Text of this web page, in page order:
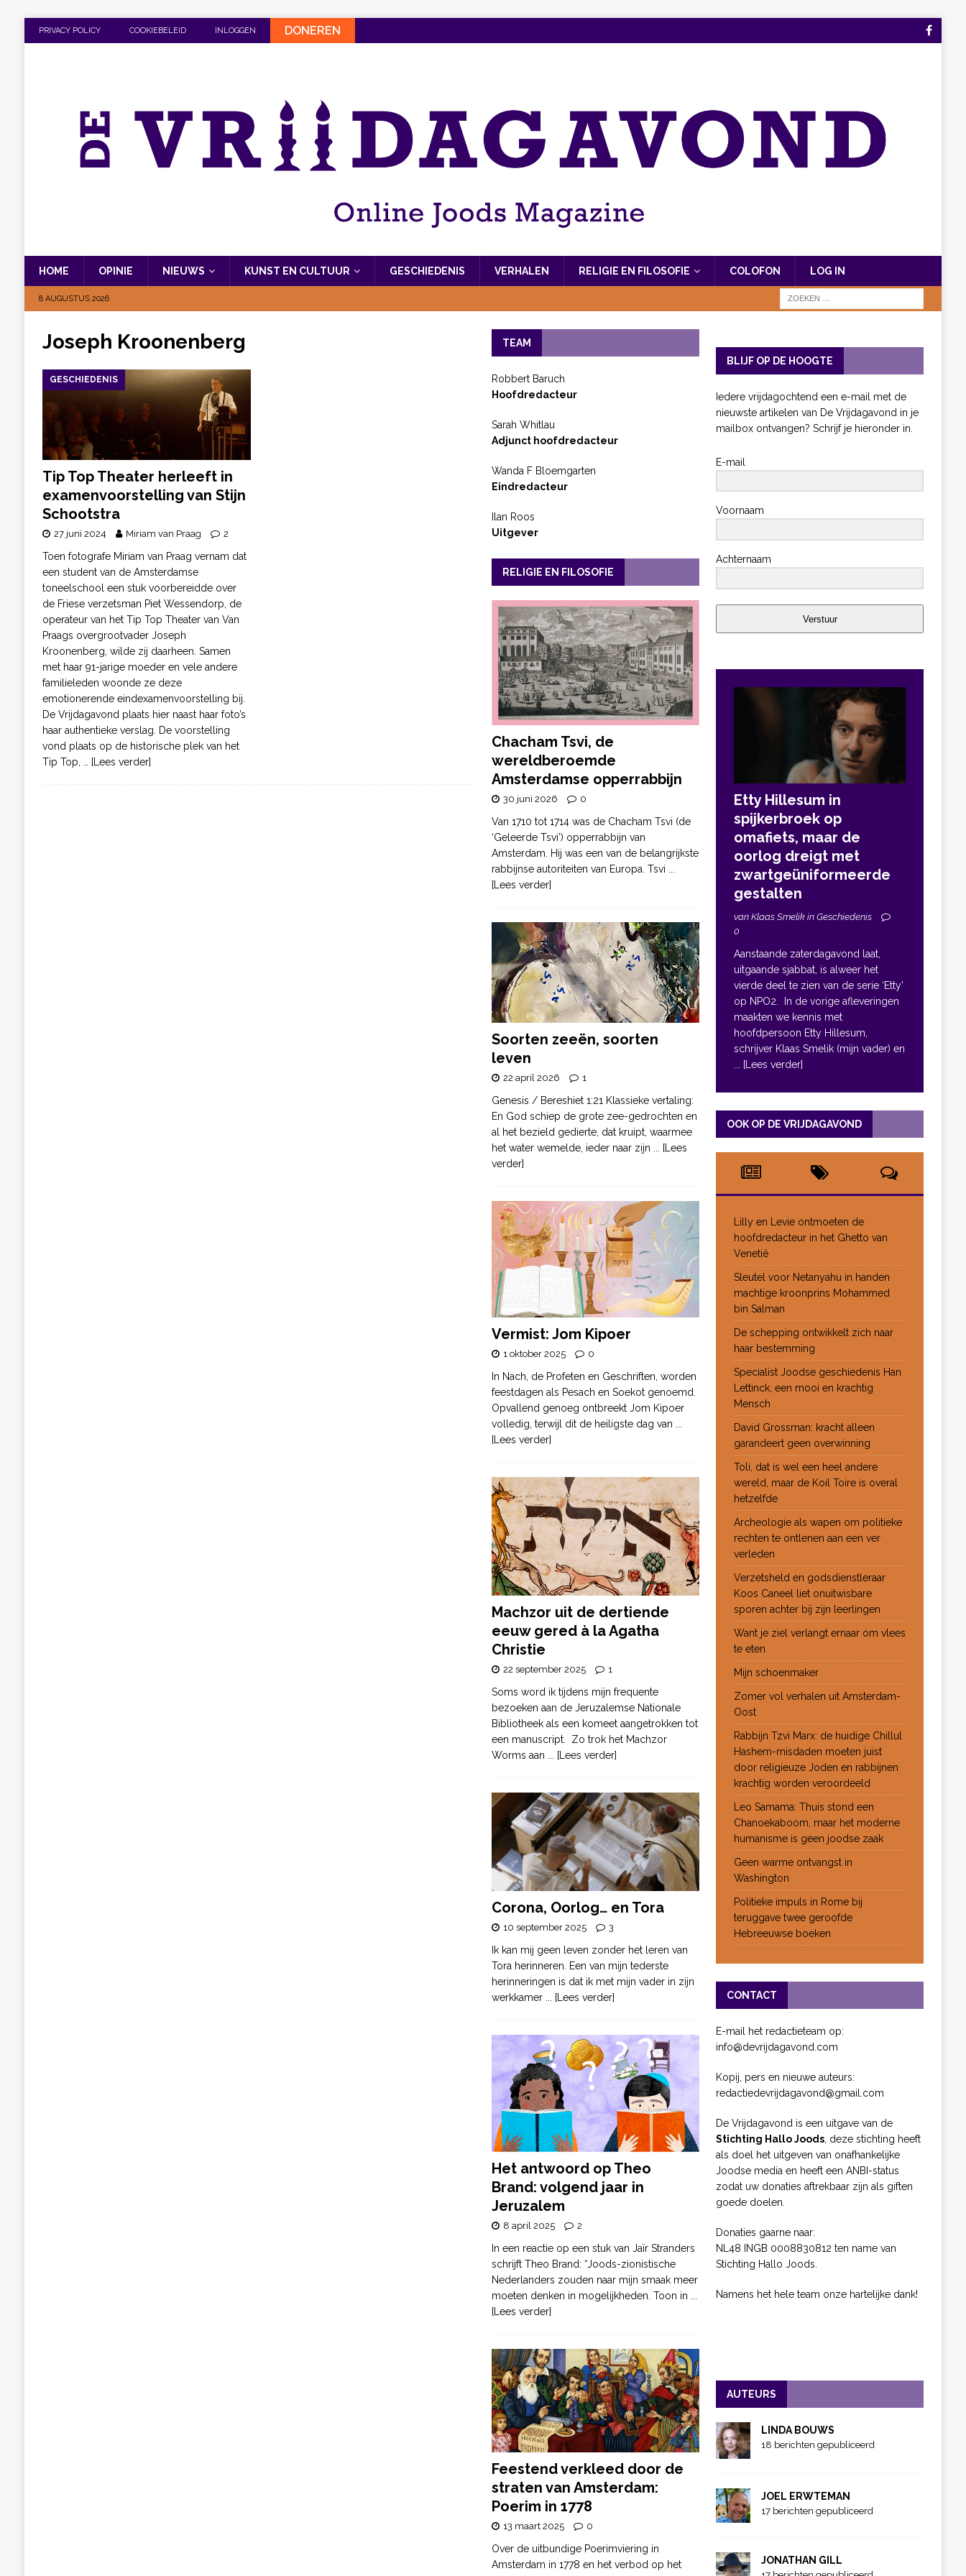
PRIVACY POLICY COOKIEBELEID INLOGGEN DONEREN
HOME OPINIE NIEUWS KUNST EN CULTUUR GESCHIEDENIS VERHALEN RELIGIE EN FILOSOFIE COLOFON LOG IN
8 AUGUSTUS 2026
Joseph Kroonenberg
GESCHIEDENIS
Tip Top Theater herleeft in
examenvoorstelling van Stijn
Schootstra
27 juni 2024 Miriam van Praag 2
Toen fotografe Miriam van Praag vernam dat
een student van de Amsterdamse
toneelschool een stuk voorbereidde over
de Friese verzetsman Piet Wessendorp, de
operateur van het Tip Top Theater van Van
Praags overgrootvader Joseph
Kroonenberg, wilde zij daarheen. Samen
met haar 91-jarige moeder en vele andere
familieleden woonde ze deze
emotionerende eindexamenvoorstelling bij.
De Vrijdagavond plaats hier naast haar foto’s
haar authentieke verslag. De voorstelling
vond plaats op de historische plek van het
Tip Top,
… [Lees verder]
TEAM
Robbert Baruch
Hoofdredacteur
Sarah Whitlau
Adjunct hoofdredacteur
Wanda F Bloemgarten
Eindredacteur
Ilan Roos
Uitgever
RELIGIE EN FILOSOFIE
Chacham Tsvi, de
wereldberoemde
Amsterdamse opperrabbijn
30 juni 2026 0
Van 1710 tot 1714 was de Chacham Tsvi (de
‘Geleerde Tsvi’) opperrabbijn van
Amsterdam. Hij was een van de belangrijkste
rabbijnse autoriteiten van Europa. Tsvi
[Lees verder]
Soorten zeeën, soorten
leven
22 april 2026 1
Genesis / Bereshiet 1:21 Klassieke vertaling:
En God schiep de grote zee-gedrochten en
al het bezield gedierte, dat kruipt, waarmee
het water wemelde, ieder naar zijn ... [Lees
verder]
Vermist: Jom Kipoer
1 oktober 2025 0
In Nach, de Profeten en Geschriften, worden
feestdagen als Pesach en Soekot genoemd.
Opvallend genoeg ontbreekt Jom Kipoer
volledig, terwijl dit de heiligste dag van
[Lees verder]
Machzor uit de dertiende
eeuw gered à la Agatha
Christie
22 september 2025 1
Soms word ik tijdens mijn frequente
bezoeken aan de Jeruzalemse Nationale
Bibliotheek als een komeet aangetrokken tot
een manuscript. Zo trok het Machzor
Worms aan ... [Lees verder]
Corona, Oorlog… en Tora
10 september 2025 3
Ik kan mij geen leven zonder het leren van
Tora herinneren. Een van mijn tederste
herinneringen is dat ik met mijn vader in zijn
werkkamer ... [Lees verder]
Het antwoord op Theo
Brand: volgend jaar in
Jeruzalem
8 april 2025 2
In een reactie op een stuk van Jaïr Stranders
schrijft Theo Brand: “Joods-zionistische
Nederlanders zouden naar mijn smaak meer
moeten denken in mogelijkheden. Toon in
[Lees verder]
Feestend verkleed door de
straten van Amsterdam:
Poerim in 1778
13 maart 2025 0
Over de uitbundige Poerimviering in
Amsterdam in 1778 en het verbod op het
BLIJF OP DE HOOGTE
Iedere vrijdagochtend een e-mail met de
nieuwste artikelen van De Vrijdagavond in je
mailbox ontvangen? Schrijf je hieronder in.
E-mail
Voornaam
Achternaam
Verstuur
Etty Hillesum in
spijkerbroek op
omafiets, maar de
oorlog dreigt met
zwartgeüniformeerde
gestalten
van Klaas Smelik in Geschiedenis
0
Aanstaande zaterdagavond laat,
uitgaande sjabbat, is alweer het
vierde deel te zien van de serie ‘Etty’
op NPO2. In de vorige afleveringen
maakten we kennis met
hoofdpersoon Etty Hillesum,
schrijver Klaas Smelik (mijn vader) en
... [Lees verder]
OOK OP DE VRIJDAGAVOND
Lilly en Levie ontmoeten de
hoofdredacteur in het Ghetto van
Venetië
Sleutel voor Netanyahu in handen
machtige kroonprins Mohammed
bin Salman
De schepping ontwikkelt zich naar
haar bestemming
Specialist Joodse geschiedenis Han
Lettinck, een mooi en krachtig
Mensch
David Grossman: kracht alleen
garandeert geen overwinning
Toli, dat is wel een heel andere
wereld, maar de Koil Toire is overal
hetzelfde
Archeologie als wapen om politieke
rechten te ontlenen aan een ver
verleden
Verzetsheld en godsdienstleraar
Koos Caneel liet onuitwisbare
sporen achter bij zijn leerlingen
Want je ziel verlangt ernaar om vlees
te eten
Mijn schoenmaker
Zomer vol verhalen uit Amsterdam-
Oost
Rabbijn Tzvi Marx: de huidige Chillul
Hashem-misdaden moeten juist
door religieuze Joden en rabbijnen
krachtig worden veroordeeld
Leo Samama: Thuis stond een
Chanoekaboom, maar het moderne
humanisme is geen joodse zaak
Geen warme ontvangst in
Washington
Politieke impuls in Rome bij
teruggave twee geroofde
Hebreeuwse boeken
CONTACT
E-mail het redactieteam op:
info@devrijdagavond.com
Kopij, pers en nieuwe auteurs:
redactiedevrijdagavond@gmail.com
De Vrijdagavond is een uitgave van de
Stichting Hallo Joods, deze stichting heeft
als doel het uitgeven van onafhankelijke
Joodse media en heeft een ANBI-status
zodat uw donaties aftrekbaar zijn als giften
goede doelen.
Donaties gaarne naar:
NL48 INGB 0008830812 ten name van
Stichting Hallo Joods.
Namens het hele team onze hartelijke dank!
AUTEURS
LINDA BOUWS
18 berichten gepubliceerd
JOEL ERWTEMAN
17 berichten gepubliceerd
JONATHAN GILL